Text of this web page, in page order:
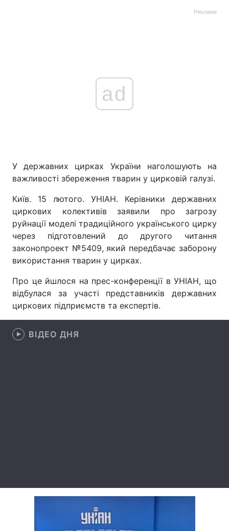
Україна Політика
Економіка Світ
Спорт Наука
Лайт
Зброя Інциденти
Здоров'я
Цікавинки Погода
Екологія
Реклама
ad
У державних цирках України наголошують на
важливості збереження тварин у цирковій галузі.
Київ. 15 лютого. УНІАН. Керівники державних
циркових колективів заявили про загрозу
руйнації моделі традиційного українського цирку
через підготовлений до другого читання
законопроект №5409, який передбачає заборону
використання тварин у цирках.
Про це йшлося на прес-конференції в УНІАН, що
відбулася за участі представників державних
циркових підприємств та експертів.
ВІДЕО ДНЯ